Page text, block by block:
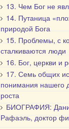
13. Чем Бог не
14. Путаница
природой Бога
15. Проблемы, с
сталкиваются люди
16. Бог, церкви и
17. Семь общих
понимания нашего
роста
БИОГРАФИЯ:
Рафаэль, доктор